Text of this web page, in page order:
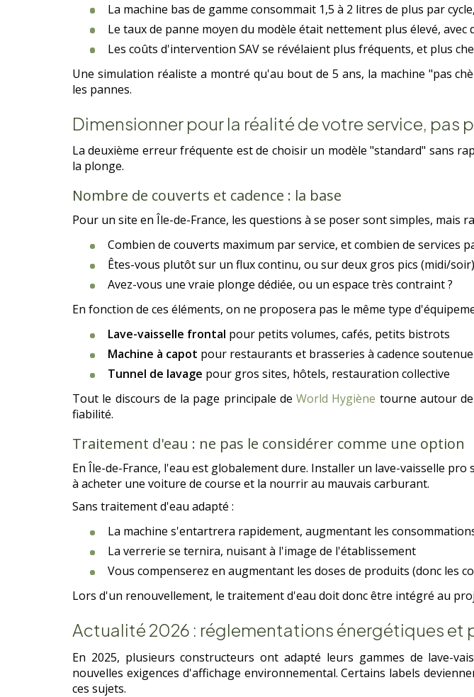
La machine bas de gamme consommait 1,5 à 2 litres de plus par
Le taux de panne moyen du modèle était nettement plus élevé,
Les coûts d'intervention SAV se révélaient plus fréquents, et plus
Une simulation réaliste a montré qu'au bout de 5 ans, la machine "pas
les pannes.
Dimensionner pour la réalité de votre service, pas
La deuxième erreur fréquente est de choisir un modèle "standard" sans
la plonge.
Nombre de couverts et cadence : la base
Pour un site en Île-de-France, les questions à se poser sont simples, mais
Combien de couverts maximum par service, et combien de services
Êtes-vous plutôt sur un flux continu, ou sur deux gros pics (midi/
Avez-vous une vraie plonge dédiée, ou un espace très contraint ?
En fonction de ces éléments, on ne proposera pas le même type
Lave-vaisselle frontal pour petits volumes, cafés, petits bistrots
Machine à capot pour restaurants et brasseries à cadence soutenue
Tunnel de lavage pour gros sites, hôtels, restauration collective
Tout le discours de la page principale deWorld Hygiène tourne autour
fiabilité.
Traitement d'eau : ne pas le considérer comme une option
En Île-de-France, l'eau est globalement dure. Installer un lave-vaisselle
à acheter une voiture de course et la nourrir au mauvais carburant.
Sans traitement d'eau adapté :
La machine s'entartrera rapidement, augmentant les
La verrerie se ternira, nuisant à l'image de l'établissement
Vous compenserez en augmentant les doses de produits (donc les
Lors d'un renouvellement, le traitement d'eau doit donc être intégré au
Actualité 2026 : réglementations énergétiques et
En 2025, plusieurs constructeurs ont adapté leurs gammes de lave-
nouvelles exigences d'affichage environnemental. Certains labels
ces sujets.